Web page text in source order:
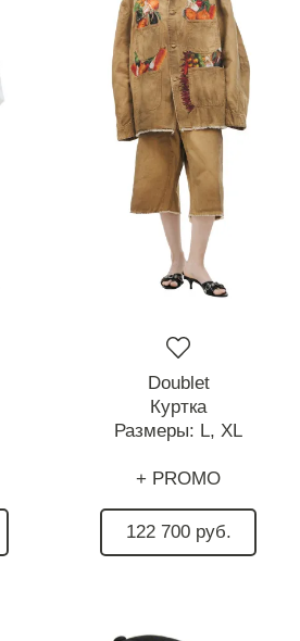
Doublet
Куртка
Размеры: L, XL
+ PROMO
122 700 руб.